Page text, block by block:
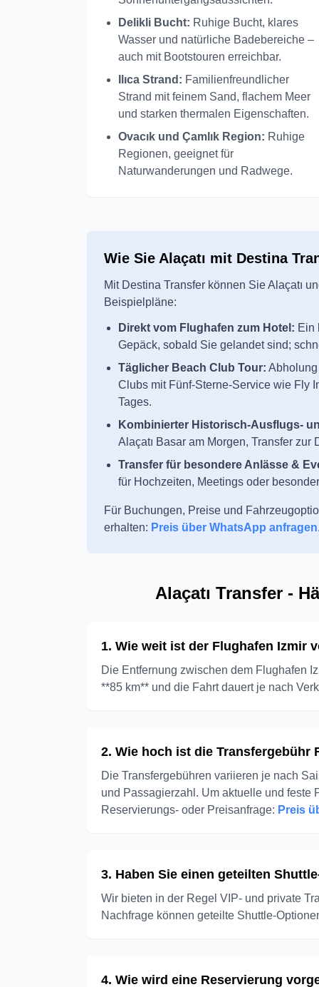
Delikli Bucht: Ruhige Bucht, klares
Wasser und natürliche Badebereiche –
auch mit Bootstouren erreichbar.
Ilıca Strand: Familienfreundlicher
Strand mit feinem Sand, flachem Meer
und starken thermalen Eigenschaften.
Ovacık und Çamlık Region: Ruhige
Regionen, geeignet für
Naturwanderungen und Radwege.
Wie Sie Alaçatı mit Destina
Mit Destina Transfer können Sie Alaçatı
Beispielpläne:
Direkt vom Flughafen zum Hotel: Ein
Gepäck, sobald Sie gelandet sind;
Täglicher Beach Club Tour:
Clubs mit Fünf-Sterne-Service wie Fly
Tages.
Kombinierter Historisch-Ausflugs-
Alaçatı Basar am Morgen, Transfer
Transfer für besondere Anlässe &
für Hochzeiten, Meetings oder
Für Buchungen, Preise und
erhalten: Preis über WhatsApp anfragen
Alaçatı Transfer -
1. Wie weit ist der Flughafen Izmir
Die Entfernung zwischen dem Flughafen
**85 km** und die Fahrt dauert je nach
2. Wie hoch ist die Transfergebühr
Die Transfergebühren variieren je nach
und Passagierzahl. Um aktuelle und feste
Reservierungs- oder Preisanfrage: Preis
3. Haben Sie einen geteilten
Wir bieten in der Regel VIP- und private
Nachfrage können geteilte Shuttle-
4. Wie wird eine Reservierung